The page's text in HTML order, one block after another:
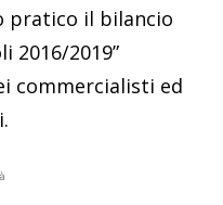
pratico il bilancio
2016/2019”
commercialisti ed